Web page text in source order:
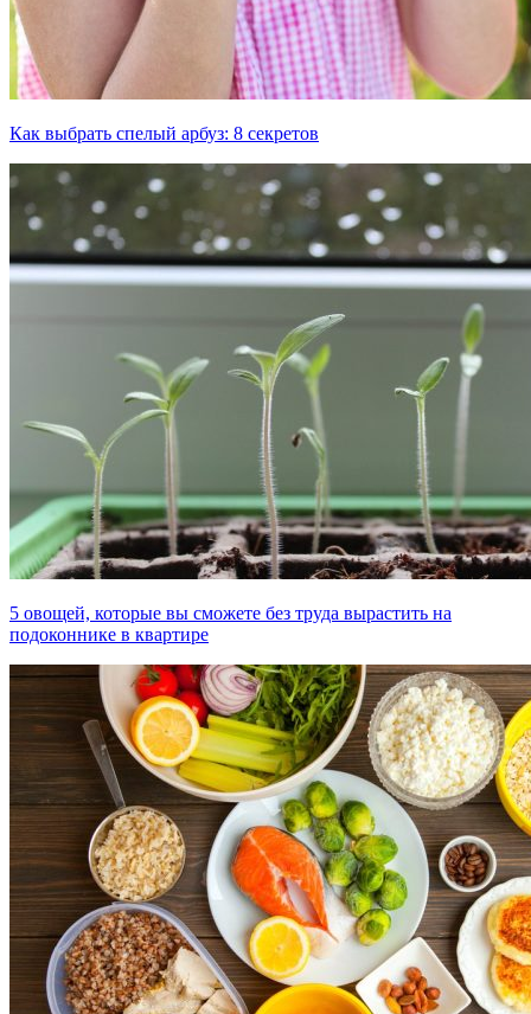
Как выбрать спелый арбуз: 8 секретов
5 овощей, которые вы сможете без труда вырастить на
подоконнике в квартире